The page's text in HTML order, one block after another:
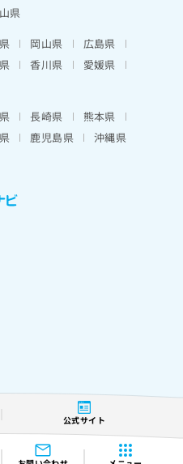
公式サイト
県
岡山県
広島県
香川県
愛媛県
長崎県
熊本県
鹿児島県 沖縄県